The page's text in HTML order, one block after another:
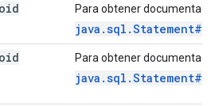
Para obtener
Para obtener